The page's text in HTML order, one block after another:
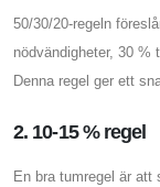
50/30/20-regeln
nödvändigheter, 30 %
Denna regel ger ett
2. 10-15 % regel
En bra tumregel är